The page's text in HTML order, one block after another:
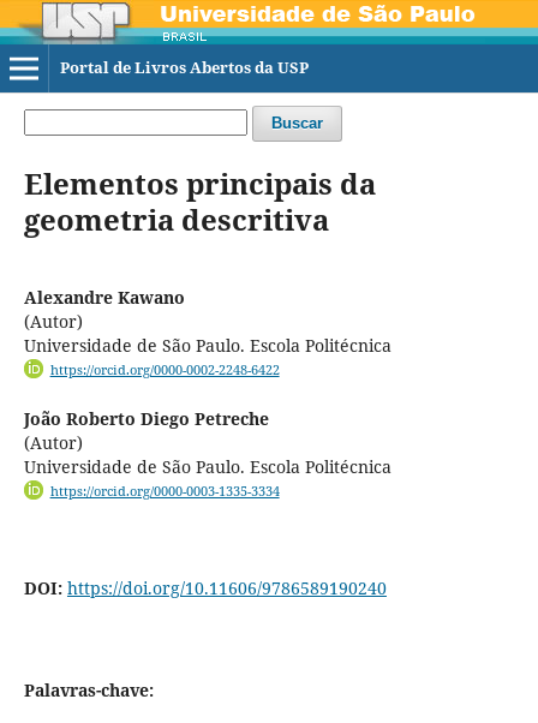
Portal de Livros Abertos da USP
Buscar
Elementos principais da
geometria descritiva
Alexandre Kawano
(Autor)
Universidade de São Paulo. Escola Politécnica
https://orcid.org/0000-0002-2248-6422
João Roberto Diego Petreche
(Autor)
Universidade de São Paulo. Escola Politécnica
https://orcid.org/0000-0003-1335-3334
DOI: https://doi.org/10.11606/9786589190240
Palavras-chave: